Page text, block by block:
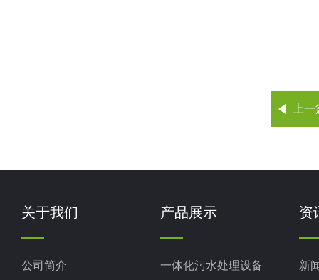
上
关于我们
公司简介
产品展示
一体化污水处理设备
资
新